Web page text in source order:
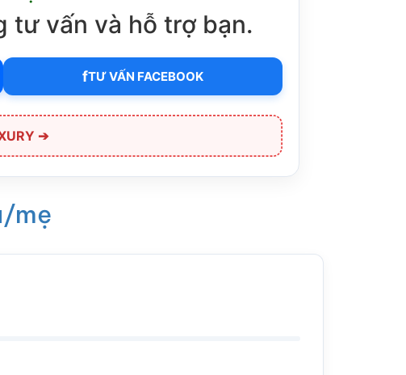
tư vấn và hỗ trợ bạn.
fTƯ VẤN FACEBOOK
➔
mẹ